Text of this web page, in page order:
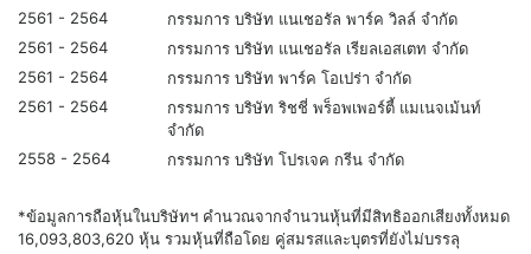
2561 - 2564
กรรมการ บริษัท แนเชอรัล พาร์ค วิลล์ จำกัด
2561 - 2564
กรรมการ บริษัท แนเชอรัล เรียลเอสเตท จำกัด
2561 - 2564
กรรมการ บริษัท พาร์ค โอเปร่า จำกัด
2561 - 2564
กรรมการ บริษัท ริชชี่ พร็อพเพอร์ตี้ แมเนจเม้นท์
จำกัด
2558 - 2564
กรรมการ บริษัท โปรเจค กรีน จำกัด
*ข้อมูลการถือหุ้นในบริษัทฯ คำนวณจากจำนวนหุ้นที่มีสิทธิออกเสียงทั้งหมด
16,093,803,620 หุ้น รวมหุ้นที่ถือโดย คู่สมรสและบุตรที่ยังไม่บรรลุ